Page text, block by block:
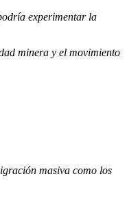
experimentar la
minera y el movimiento
masiva como los